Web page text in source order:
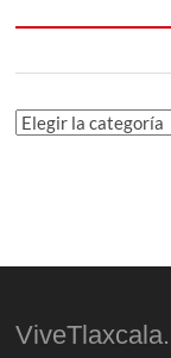
Categorías